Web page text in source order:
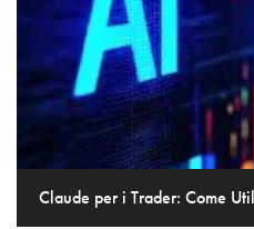
Claude per i Trader: Come